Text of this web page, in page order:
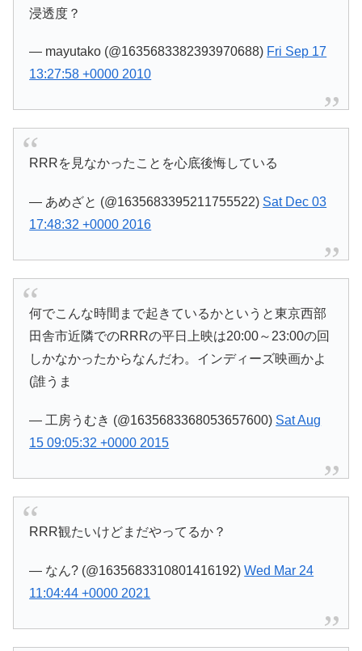
浸透度？
— mayutako (@1635683382393970688) Fri Sep 17
13:27:58 +0000 2010
RRRを見なかったことを心底後悔している
— あめざと (@1635683395211755522) Sat Dec 03
17:48:32 +0000 2016
何でこんな時間まで起きているかというと東京西部
田舎市近隣でのRRRの平日上映は20:00～23:00の回
しかなかったからなんだわ。インディーズ映画かよ
(誰うま
— 工房うむき (@1635683368053657600) Sat Aug
15 09:05:32 +0000 2015
RRR観たいけどまだやってるか？
— なん? (@1635683310801416192)Wed Mar 24
11:04:44 +0000 2021